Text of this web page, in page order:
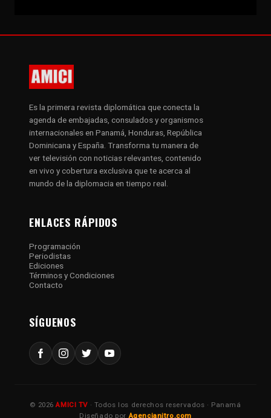
Es la primera revista diplomática que conecta la
agenda de embajadas, consulados y organismos
internacionales en Panamá, Honduras, República
Dominicana y España. Transforma tu manera de
ver televisión con noticias relevantes, contenido
en vivo y cobertura exclusiva que te acerca al
mundo de la diplomacia en tiempo real.
ENLACES RÁPIDOS
Programación
Periodistas
Ediciones
Términos y Condiciones
Contacto
SÍGUENOS
© 2026AMICI TV · Todos los derechos reservados · Panamá
Diseñado por Agencianitro.com